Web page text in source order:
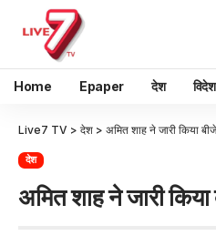
Home Epaper देश विदेश
Live7 TV > देश > अमित शाह ने जारी किया
देश
अमित शाह ने जारी